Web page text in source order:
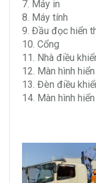
7. Máy in
8. Máy tính
9. Đầu đọc hiển
10. Cổng
11. Nhà điều
12. Màn hình
13. Đèn điều
14. Màn hình